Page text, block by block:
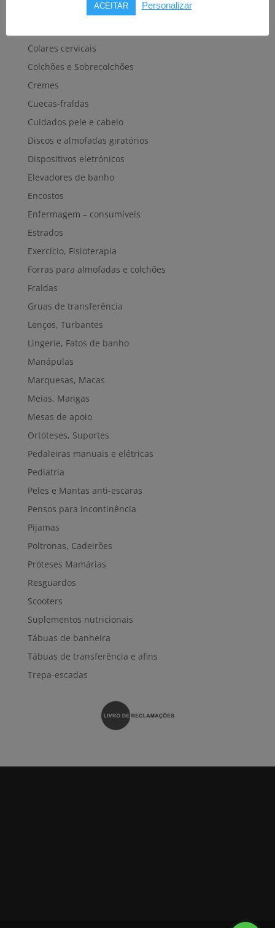
Cintos, Coletes e afins
Colares cervicais
Colchões e Sobrecolchões
Cremes
Cuecas-fraldas
Cuidados pele e cabelo
Discos e almofadas giratórios
Dispositivos eletrónicos
Elevadores de banho
Encostos
Enfermagem – consumíveis
Estrados
Exercício, Fisioterapia
Forras para almofadas e colchões
Fraldas
Gruas de transferência
Lenços, Turbantes
Lingerie, Fatos de banho
Manápulas
Marquesas, Macas
Meias, Mangas
Mesas de apoio
Ortóteses, Suportes
Pedaleiras manuais e elétricas
Pediatria
Peles e Mantas anti-escaras
Pensos para incontinência
Pijamas
Poltronas, Cadeirões
Próteses Mamárias
Resguardos
Scooters
Suplementos nutricionais
Tábuas de banheira
Tábuas de transferência e afins
Trepa-escadas
ACEITAR Personalizar